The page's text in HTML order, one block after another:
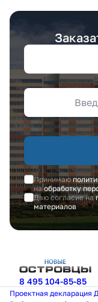
Принимаю
наобработку
Даю согласие на
материалов
8 495 104-85-85
Проектная декларация